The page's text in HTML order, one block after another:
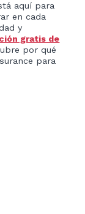
aquí para
en cada
y
gratis de
por qué
para